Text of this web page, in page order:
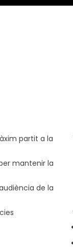
partit a la
mantenir la
de la